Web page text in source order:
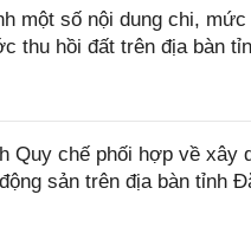
một số nội dung chi, mức
thu hồi đất trên địa bàn
Quy chế phối hợp về xây
sản trên địa bàn tỉnh